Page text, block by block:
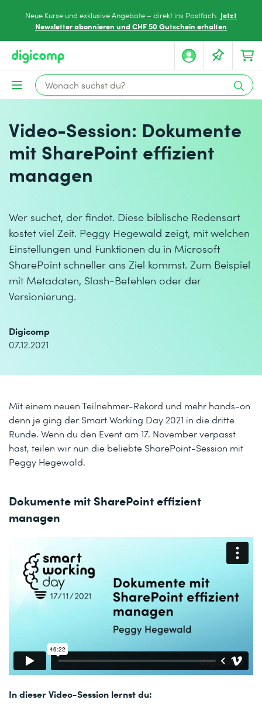
Neue Kurse und exklusive Angebote – direkt ins Postfach. Jetzt
Newsletter abonnieren und CHF 50 Gutschein erhalten
Video-Session: Dokumente
mit SharePoint effizient
managen
Wer suchet, der findet. Diese biblische Redensart
kostet viel Zeit. Peggy Hegewald zeigt, mit welchen
Einstellungen und Funktionen du in Microsoft
SharePoint schneller ans Ziel kommst. Zum Beispiel
mit Metadaten, Slash-Befehlen oder der
Versionierung.
Digicomp
07.12.2021
Mit einem neuen Teilnehmer-Rekord und mehr hands-on
denn je ging der Smart Working Day 2021 in die dritte
Runde. Wenn du den Event am 17. November verpasst
hast, teilen wir nun die beliebte SharePoint-Session mit
Peggy Hegewald.
Dokumente mit SharePoint effizient
managen
In dieser Video-Session lernst du: